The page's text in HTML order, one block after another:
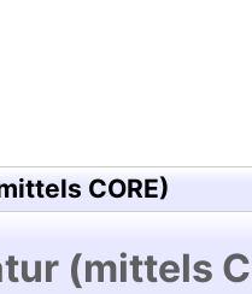
CORE)
(mittels